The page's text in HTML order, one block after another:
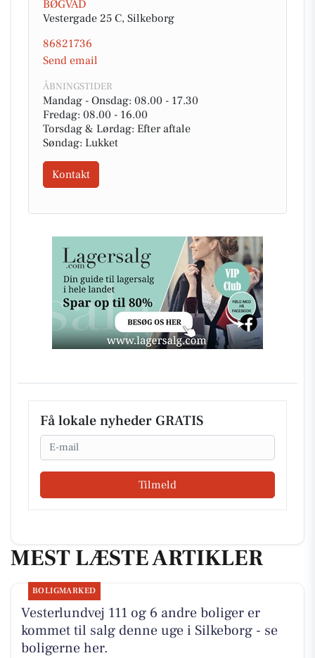
BØGVAD
Vestergade 25 C, Silkeborg
86821736
Send email
ÅBNINGSTIDER
Mandag - Onsdag: 08.00 - 17.30
Fredag: 08.00 - 16.00
Torsdag & Lørdag: Efter aftale
Søndag: Lukket
Kontakt
Få lokale nyheder GRATIS
Email
Tilmeld
MEST LÆSTE ARTIKLER
BOLIGMARKED
Vesterlundvej 111 og 6 andre boliger er
kommet til salg denne uge i Silkeborg - se
boligerne her.